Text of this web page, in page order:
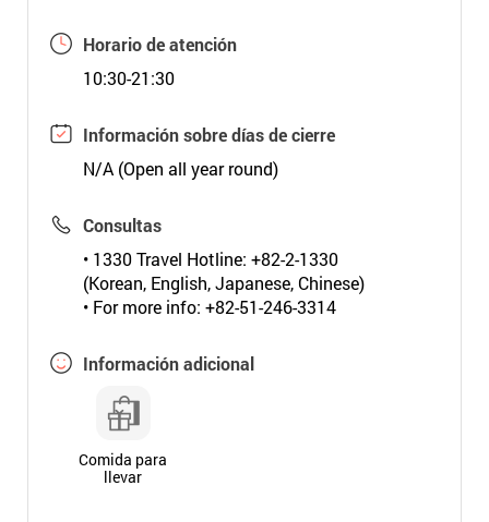
Horario de atención
10:30-21:30
Información sobre días de cierre
N/A (Open all year round)
Consultas
• 1330 Travel Hotline: +82-2-1330
(Korean, English, Japanese, Chinese)
• For more info: +82-51-246-3314
Información adicional
Comida para
llevar